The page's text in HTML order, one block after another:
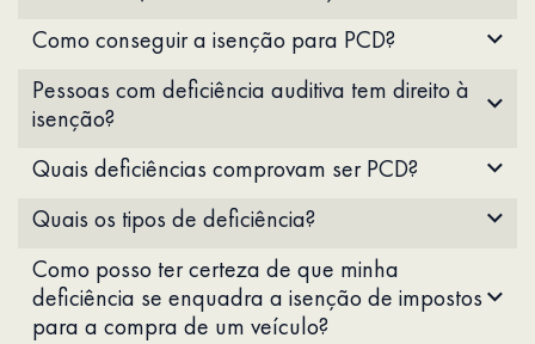
Como conseguir a isenção para PCD?
Pessoas com deficiência auditiva tem direito à
isenção?
Quais deficiências comprovam ser PCD?
Quais os tipos de deficiência?
Como posso ter certeza de que minha
deficiência se enquadra a isenção de impostos
para a compra de um veículo?